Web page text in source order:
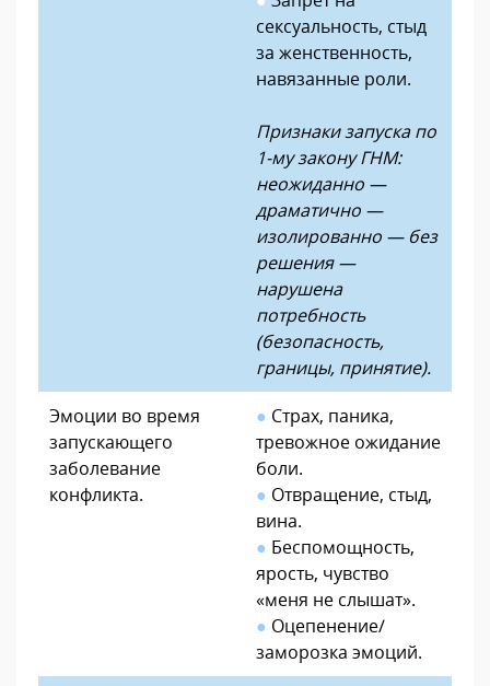
сексуальность, стыд
за женственность,
навязанные роли.
Признаки запуска по
1-му закону ГНМ:
неожиданно —
драматично —
изолированно — без
решения —
нарушена
потребность
(безопасность,
границы, принятие).
Эмоции во время
запускающего
заболевание
конфликта.
● Страх, паника,
тревожное ожидание
боли.
● Отвращение, стыд,
вина.
● Беспомощность,
ярость, чувство
«меня не слышат».
● Оцепенение/
заморозка эмоций.